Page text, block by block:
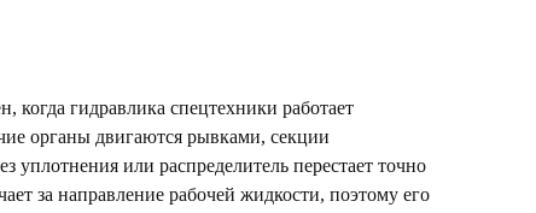
когда гидравлика спецтехники работает
органы двигаются рывками, секции
уплотнения или распределитель перестает точно
за направление рабочей жидкости, поэтому его